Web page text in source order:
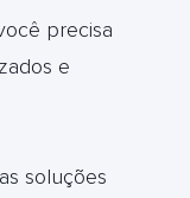
precisa
e
soluções